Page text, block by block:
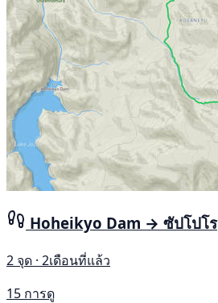
Hoheikyo Dam → ซัปโปโร
2 จุด · 2เดือนที่แล้ว
15 การดู